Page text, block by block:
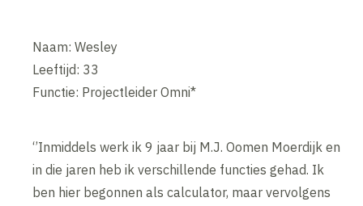
Naam: Wesley
Leeftijd: 33
Functie: Projectleider Omni*
‘’Inmiddels werk ik 9 jaar bij M.J. Oomen Moerdijk en
in die jaren heb ik verschillende functies gehad. Ik
ben hier begonnen als calculator, maar vervolgens